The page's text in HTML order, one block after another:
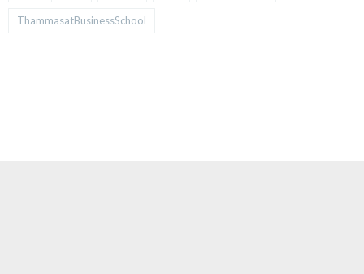
ThammasatBusinessSchool